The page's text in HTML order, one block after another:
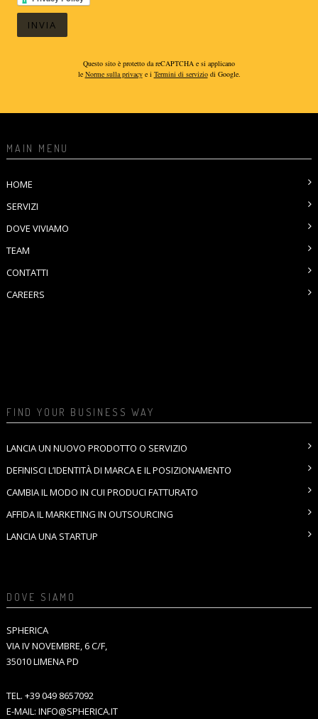
Questo sito è protetto da reCAPTCHA e si applicano
le Norme sulla privacye i Termini di serviziodi Google.
MAIN MENU
HOME
SERVIZI
DOVE VIVIAMO
TEAM
CONTATTI
CAREERS
FIND YOUR BUSINESS WAY
LANCIA UN NUOVO PRODOTTO O SERVIZIO
DEFINISCI L’IDENTITÀ DI MARCA E IL POSIZIONAMENTO
CAMBIA IL MODO IN CUI PRODUCI FATTURATO
AFFIDA IL MARKETING IN OUTSOURCING
LANCIA UNA STARTUP
DOVE SIAMO
SPHERICA
VIA IV NOVEMBRE, 6 C/F,
35010 LIMENA PD
TEL. +39 049 8657092
E-MAIL: INFO@SPHERICA.IT